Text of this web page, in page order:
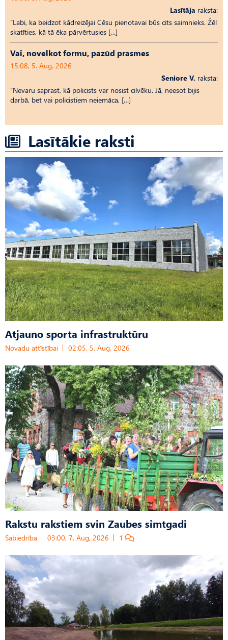
Lasītāja raksta:
“Labi, ka beidzot kādreizējai Cēsu pienotavai būs cits saimnieks. Žēl
skatīties, kā tā ēka pārvērtusies […]
Vai, novelkot formu, pazūd prasmes
15:08, 5. Aug, 2026
Seniore V. raksta:
“Nevaru saprast, kā policists var nosist cilvēku. Jā, neesot bijis
darbā, bet vai policistiem neiemāca, […]
Lasītākie raksti
Atjauno sporta infrastruktūru
Novadu attīstībai 02:05, 5. Aug, 2026
Rakstu rakstiem svin Zaubes simtgadi
Sabiedrība 03:00, 7. Aug, 2026 1